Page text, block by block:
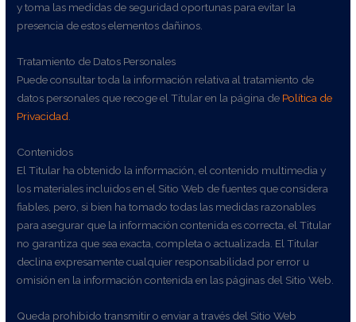
y toma las medidas de seguridad oportunas para evitar la
presencia de estos elementos dañinos.
Tratamiento de Datos Personales
Puede consultar toda la información relativa al tratamiento de
datos personales que recoge el Titular en la página de Política de
Privacidad.
Contenidos
El Titular ha obtenido la información, el contenido multimedia y
los materiales incluidos en el Sitio Web de fuentes que considera
fiables, pero, si bien ha tomado todas las medidas razonables
para asegurar que la información contenida es correcta, el Titular
no garantiza que sea exacta, completa o actualizada. El Titular
declina expresamente cualquier responsabilidad por error u
omisión en la información contenida en las páginas del Sitio Web.
Queda prohibido transmitir o enviar a través del Sitio Web